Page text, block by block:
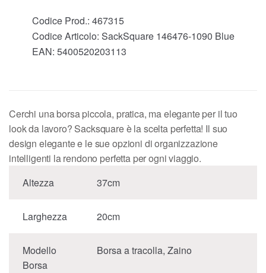
Codice Prod.: 467315
Codice Articolo: SackSquare 146476-1090 Blue
EAN: 5400520203113
Cerchi una borsa piccola, pratica, ma elegante per il tuo
look da lavoro? Sacksquare è la scelta perfetta! Il suo
design elegante e le sue opzioni di organizzazione
intelligenti la rendono perfetta per ogni viaggio.
Altezza
37cm
Larghezza 20cm
Modello
Borsa
Borsa a tracolla, Zaino